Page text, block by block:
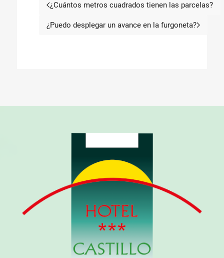
Artículo anterior: ¿Cuántos
¿Cuántos metros cuadrados tienen las parcelas?
Artículo siguiente: ¿Puedo
¿Puedo desplegar un avance en la furgoneta?